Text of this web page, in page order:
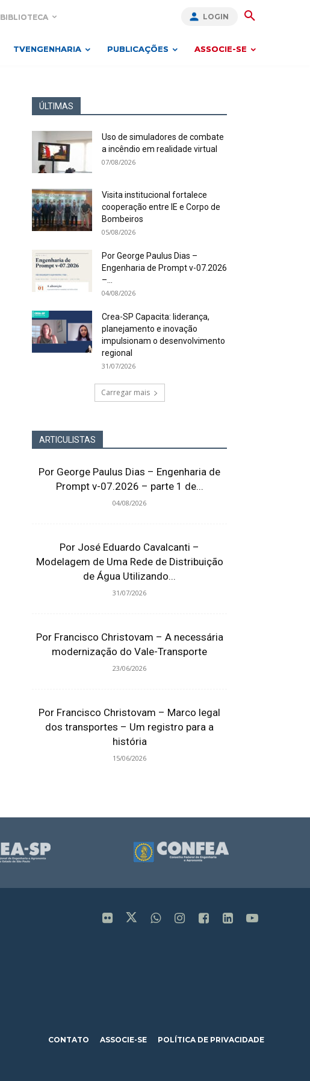
BIBLIOTECA LOGIN
TVENGENHARIA PUBLICAÇÕES ASSOCIE-SE
ÚLTIMAS
Uso de simuladores de combate
a incêndio em realidade virtual
07/08/2026
Visita institucional fortalece
cooperação entre IE e Corpo de
Bombeiros
05/08/2026
Por George Paulus Dias –
Engenharia de Prompt v-07.2026
–...
04/08/2026
Crea-SP Capacita: liderança,
planejamento e inovação
impulsionam o desenvolvimento
regional
31/07/2026
Carregar mais
ARTICULISTAS
Por George Paulus Dias – Engenharia de
Prompt v-07.2026 – parte 1 de...
04/08/2026
Por José Eduardo Cavalcanti –
Modelagem de Uma Rede de Distribuição
de Água Utilizando...
31/07/2026
Por Francisco Christovam – A necessária
modernização do Vale-Transporte
23/06/2026
Por Francisco Christovam – Marco legal
dos transportes – Um registro para a
história
15/06/2026
CONTATO ASSOCIE-SE POLÍTICA DE PRIVACIDADE